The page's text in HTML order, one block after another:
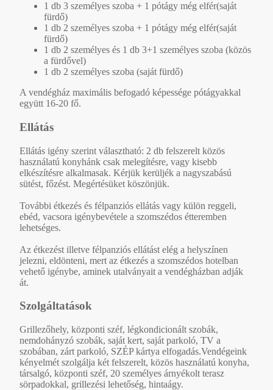
1 db 3 személyes szoba + 1 pótágy még elfér(saját
fürdő)
1 db 2 személyes szoba + 1 pótágy még elfér(saját
fürdő)
1 db 2 személyes és 1 db 3+1 személyes szoba (közös
a fürdővel)
1 db 2 személyes szoba (saját fürdő)
A vendégház maximális befogadó képessége pótágyakkal
együtt 16-20 fő.
Ellátás
Ellátás igény szerint választható: 2 db felszerelt közös
használatú konyhánk csak melegítésre, vagy kisebb
elkészítésre alkalmasak. Kérjük kerüljék a nagyszabású
sütést, főzést. Megértésüket köszönjük.
További étkezés és félpanziós ellátás vagy külön reggeli,
ebéd, vacsora igénybevétele a szomszédos étteremben
lehetséges.
Az étkezést illetve félpanziós ellátást elég a helyszínen
jelezni, eldönteni, mert az étkezés a szomszédos hotelban
vehető igénybe, aminek utalványait a vendégházban adják
át.
Szolgáltatások
Grillezőhely, központi széf, légkondicionált szobák,
nemdohányzó szobák, saját kert, saját parkoló, TV a
szobában, zárt parkoló, SZÉP kártya elfogadás.Vendégeink
kényelmét szolgálja két felszerelt, közös használatú konyha,
társalgó, központi széf, 20 személyes árnyékolt terasz
sörpadokkal, grillezési lehetőség, hintaágy.